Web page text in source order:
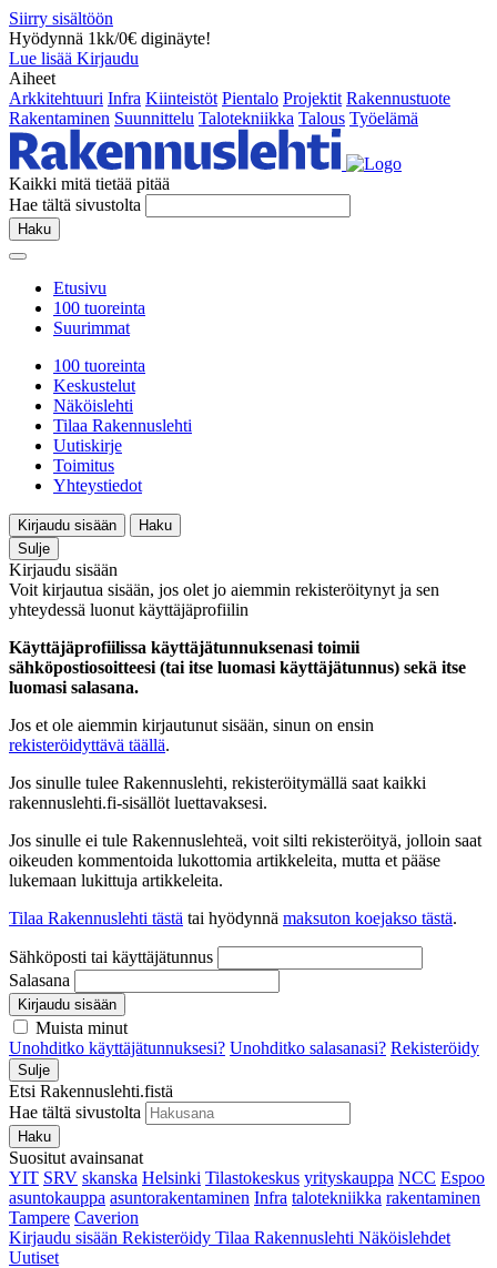
Siirry sisältöön
Hyödynnä 1kk/0€ diginäyte!
Lue lisää Kirjaudu
Aiheet
Arkkitehtuuri Infra Kiinteistöt Pientalo Projektit Rakennustuote
Rakentaminen Suunnittelu Talotekniikka Talous Työelämä
Kaikki mitä tietää pitää
Hae tältä sivustolta
Haku
Etusivu
100 tuoreinta
Suurimmat
100 tuoreinta
Keskustelut
Näköislehti
Tilaa Rakennuslehti
Uutiskirje
Toimitus
Yhteystiedot
Kirjaudu sisään
Haku
Sulje
Kirjaudu sisään
Voit kirjautua sisään, jos olet jo aiemmin rekisteröitynyt ja sen
yhteydessä luonut käyttäjäprofiilin
Käyttäjäprofiilissa käyttäjätunnuksenasi toimii
sähköpostiosoitteesi (tai itse luomasi käyttäjätunnus) sekä itse
luomasi salasana.
Jos et ole aiemmin kirjautunut sisään, sinun on ensin
rekisteröidyttävä täällä.
Jos sinulle tulee Rakennuslehti, rekisteröitymällä saat kaikki
rakennuslehti.fi-sisällöt luettavaksesi.
Jos sinulle ei tule Rakennuslehteä, voit silti rekisteröityä, jolloin saat
oikeuden kommentoida lukottomia artikkeleita, mutta et pääse
lukemaan lukittuja artikkeleita.
Tilaa Rakennuslehti tästä tai hyödynnä maksuton koejakso tästä.
Sähköposti tai käyttäjätunnus
Salasana
Kirjaudu sisään
Muista minut
Unohditko käyttäjätunnuksesi? Unohditko salasanasi? Rekisteröidy
Sulje
Etsi Rakennuslehti.fistä
Hae tältä sivustolta
Haku
Suositut avainsanat
YIT SRV skanska Helsinki Tilastokeskus yrityskauppa NCC Espoo
asuntokauppa asuntorakentaminen Infra talotekniikka rakentaminen
Tampere Caverion
Kirjaudu sisään Rekisteröidy Tilaa Rakennuslehti Näköislehdet
Uutiset